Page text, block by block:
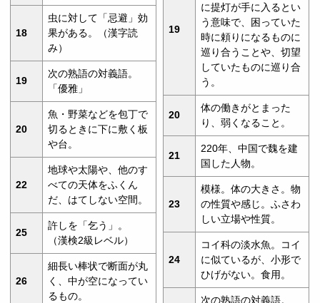
18
虫に対して「忌避」効
果がある。（漢字読
み）
19
次の熟語の対義語。
「優雅」
20
魚・野菜などを包丁で
切るときに下に敷く板
や台。
22
地球や太陽や、他のす
べての天体をふくん
だ、はてしない空間。
25
許しを「乞う」。
（漢検2級レベル）
26
細長い棒状で断面が丸
く、中が空になってい
るもの。
19
に提灯が手に入るとい
う意味で、困っていた
時に頼りになるものに
巡り合うことや、切望
していたものに巡り合
う。
20
体の働きがとまった
り、弱くなること。
21
220年、中国で魏を建
国した人物。
23
模様。体の大きさ。物
の性質や感じ。ふさわ
しい立場や性質。
24
コイ科の淡水魚。コイ
に似ているが、小形で
ひげがない。食用。
次の熟語の対義語。